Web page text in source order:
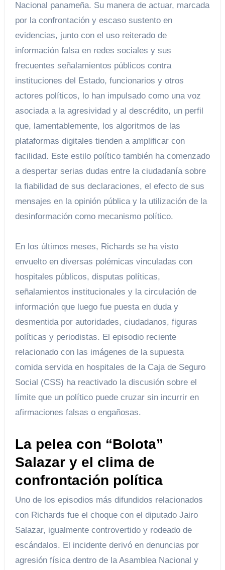
Nacional panameña. Su manera de actuar, marcada
por la confrontación y escaso sustento en
evidencias, junto con el uso reiterado de
información falsa en redes sociales y sus
frecuentes señalamientos públicos contra
instituciones del Estado, funcionarios y otros
actores políticos, lo han impulsado como una voz
asociada a la agresividad y al descrédito, un perfil
que, lamentablemente, los algoritmos de las
plataformas digitales tienden a amplificar con
facilidad. Este estilo político también ha comenzado
a despertar serias dudas entre la ciudadanía sobre
la fiabilidad de sus declaraciones, el efecto de sus
mensajes en la opinión pública y la utilización de la
desinformación como mecanismo político.
En los últimos meses, Richards se ha visto
envuelto en diversas polémicas vinculadas con
hospitales públicos, disputas políticas,
señalamientos institucionales y la circulación de
información que luego fue puesta en duda y
desmentida por autoridades, ciudadanos, figuras
políticas y periodistas. El episodio reciente
relacionado con las imágenes de la supuesta
comida servida en hospitales de la Caja de Seguro
Social (CSS) ha reactivado la discusión sobre el
límite que un político puede cruzar sin incurrir en
afirmaciones falsas o engañosas.
La pelea con “Bolota”
Salazar y el clima de
confrontación política
Uno de los episodios más difundidos relacionados
con Richards fue el choque con el diputado Jairo
Salazar, igualmente controvertido y rodeado de
escándalos. El incidente derivó en denuncias por
agresión física dentro de la Asamblea Nacional y